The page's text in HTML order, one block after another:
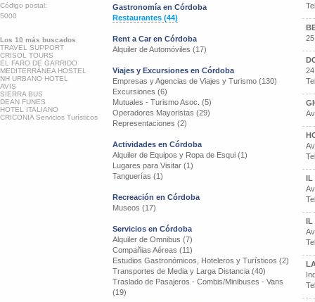
Código postal:
5000
Los 10 más buscados
TRAVEL SUPPORT
CRISOL TOURS
EL FARO DE GARRIDO
MEDITERRÁNEA HOSTEL
NH URBANO HOTEL
AVIS
SIERRA BUS
DEAN FUNES
HOTEL ITALIANO
CRICONIA Servicios Turísticos
Gastronomía en Córdoba
Restaurantes (44)
Rent a Car en Córdoba
Alquiler de Automóviles (17)
Viajes y Excursiones en Córdoba
Empresas y Agencias de Viajes y Turismo (130)
Excursiones (6)
Mutuales - Turismo Asoc. (5)
Operadores Mayoristas (29)
Representaciones (2)
Actividades en Córdoba
Alquiler de Equipos y Ropa de Esqui (1)
Lugares para Visitar (1)
Tanguerías (1)
Recreación en Córdoba
Museos (17)
Servicios en Córdoba
Alquiler de Omnibus (7)
Compañias Aéreas (11)
Estudios Gastronómicos, Hoteleros y Turísticos (2)
Transportes de Media y Larga Distancia (40)
Traslado de Pasajeros - Combis/Minibuses - Vans
(19)
IL
IL